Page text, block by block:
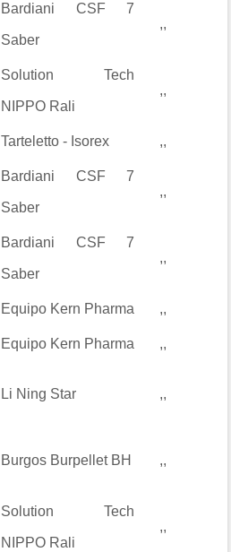
Bardiani CSF 7
Saber
,,
Solution Tech
NIPPO Rali
,,
Tarteletto - Isorex ,,
Bardiani CSF 7
Saber
,,
Bardiani CSF 7
Saber
,,
Equipo Kern Pharma ,,
Equipo Kern Pharma ,,
Li Ning Star ,,
Burgos Burpellet BH ,,
Solution Tech
NIPPO Rali
,,